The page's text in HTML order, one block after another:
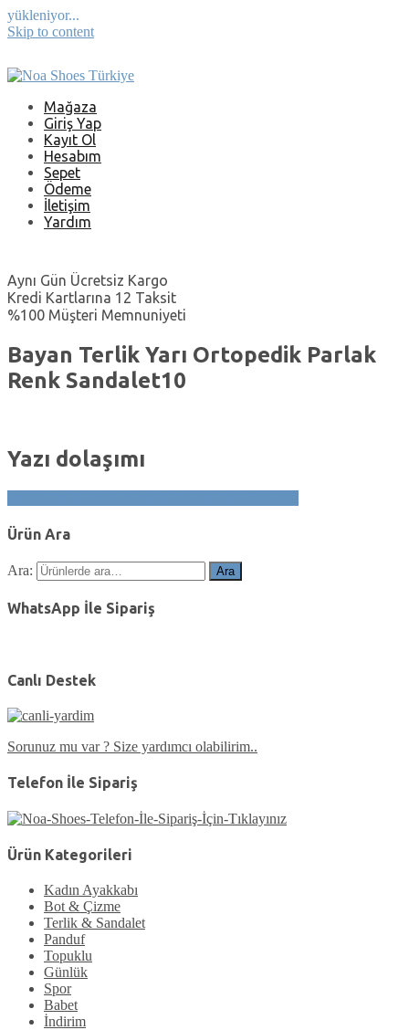
yükleniyor...
Skip to content
Mağaza
Giriş Yap
Kayıt Ol
Hesabım
Sepet
Ödeme
İletişim
Yardım
Aynı Gün Ücretsiz Kargo
Kredi Kartlarına 12 Taksit
%100 Müşteri Memnuniyeti
Bayan Terlik Yarı Ortopedik Parlak
Renk Sandalet10
Yazı dolaşımı
Ürün Ara
Ara: Ara
WhatsApp İle Sipariş
Canlı Destek
Sorunuz mu var ? Size yardımcı olabilirim..
Telefon İle Sipariş
Ürün Kategorileri
Kadın Ayakkabı
Bot & Çizme
Terlik & Sandalet
Panduf
Topuklu
Günlük
Spor
Babet
İndirim